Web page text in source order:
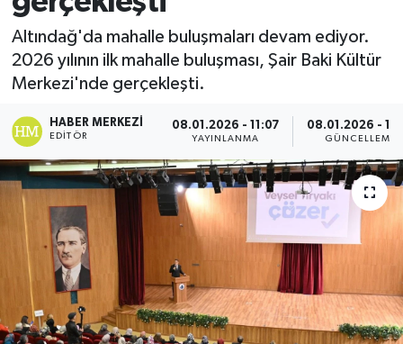
Altındağ'da mahalle buluşmaları devam ediyor.
2026 yılının ilk mahalle buluşması, Şair Baki Kültür
Merkezi'nde gerçekleşti.
HABER MERKEZI
EDITÖR
08.01.2026 - 11:07
YAYINLANMA
08.01.2026 -
GÜNCELLEME
Spor
Kültür Sanat
Tüm Manşetler
Son Dakika Haberleri